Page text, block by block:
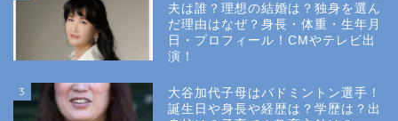
夫は誰？理想の結婚は？独身を選ん
だ理由はなぜ？身長・体重・生年月
日・プロフィール！CMやテレビ出
演！
3
大谷加代子母はバドミントン選手！
誕生日や身長や経歴は？学歴は？出